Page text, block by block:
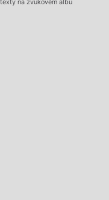
na zvukovém albu